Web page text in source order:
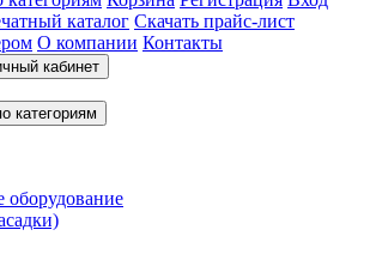
каталог Скачать прайс-лист
О компании Контакты
кабинет
категориям
оборудование